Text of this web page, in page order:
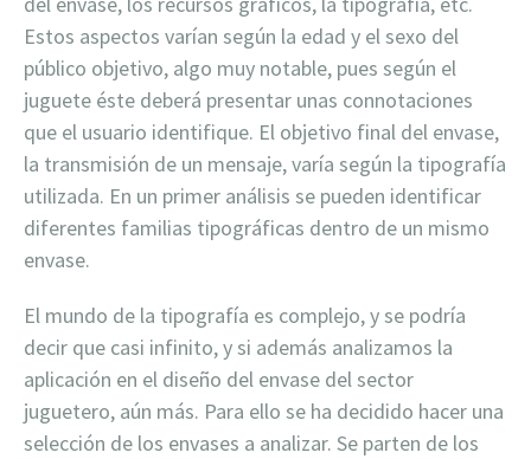
Estos aspectos varían según la edad y el sexo del
público objetivo, algo muy notable, pues según el
juguete éste deberá presentar unas connotaciones
que el usuario identifique. El objetivo final del envase,
la transmisión de un mensaje, varía según la tipografía
utilizada. En un primer análisis se pueden identificar
diferentes familias tipográficas dentro de un mismo
envase.
El mundo de la tipografía es complejo, y se podría
decir que casi infinito, y si además analizamos la
aplicación en el diseño del envase del sector
juguetero, aún más. Para ello se ha decidido hacer una
selección de los envases a analizar. Se parten de los